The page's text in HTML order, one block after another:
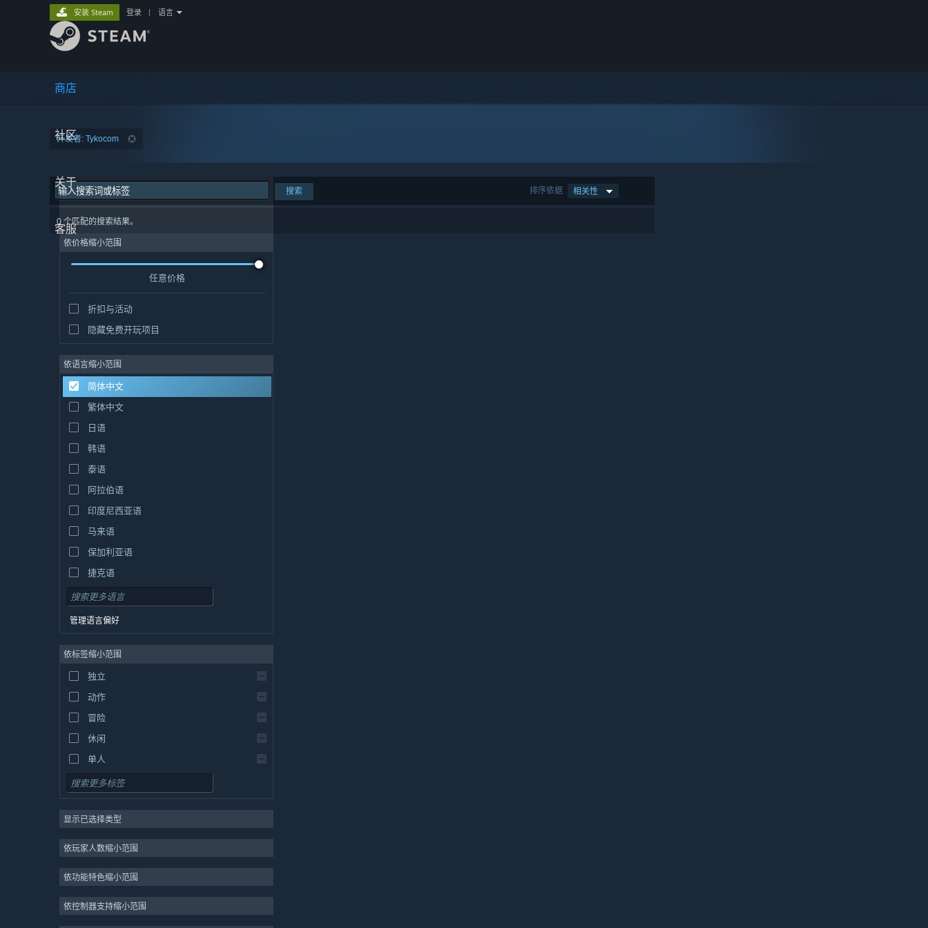
商店
社区
关于
客服
安装 Steam 登录 语言
开发者: Tykocom
排序依据 相关性
搜索
0 个匹配的搜索结果。
依价格缩小范围
任意价格
折扣与活动
隐藏免费开玩项目
依语言缩小范围
简体中文
繁体中文
日语
韩语
泰语
阿拉伯语
印度尼西亚语
马来语
保加利亚语
捷克语
丹麦语
德语
西班牙语 - 西班牙
西班牙语 - 拉丁美洲
希腊语
管理语言偏好
依标签缩小范围
独立
动作
冒险
休闲
单人
模拟
策略
2D
3D
免费开玩
显示已选择类型
依玩家人数缩小范围
依功能特色缩小范围
依控制器支持缩小范围